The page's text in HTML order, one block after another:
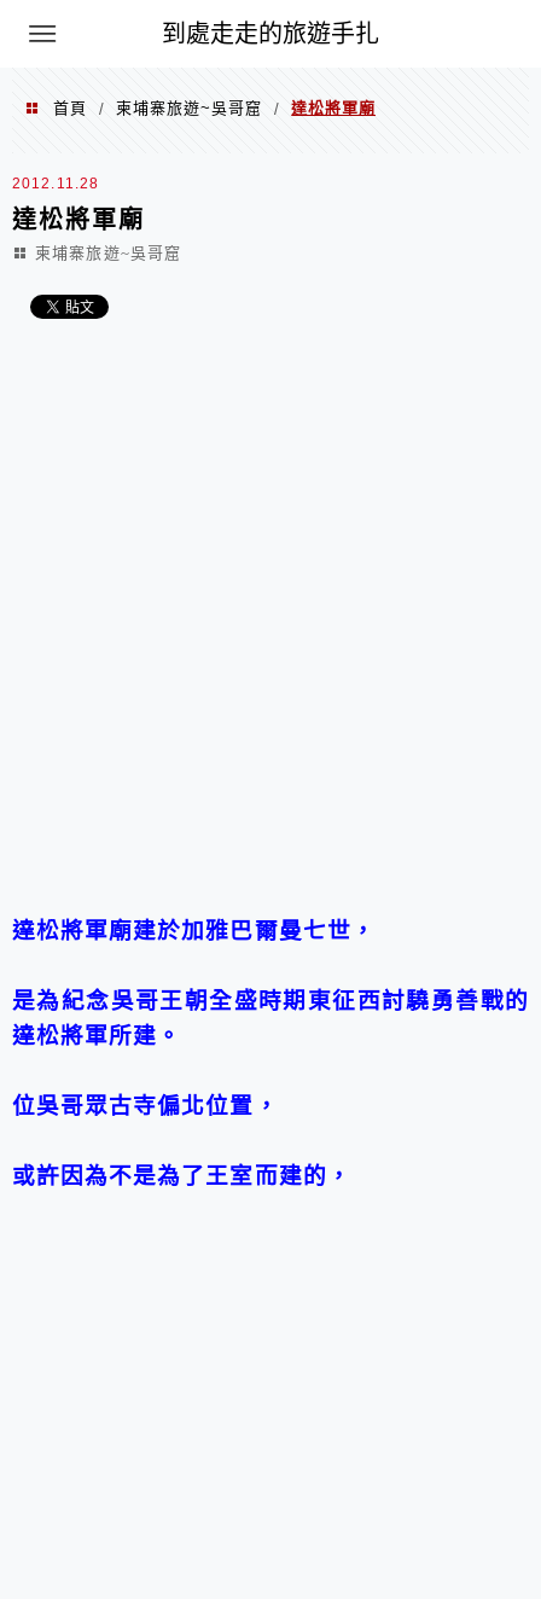
到處走走的旅遊手扎
首頁 / 柬埔寨旅遊~吳哥窟 / 達松將軍廟
2012.11.28
達松將軍廟
柬埔寨旅遊~吳哥窟
達松將軍廟建於加雅巴爾曼七世，
是為紀念吳哥王朝全盛時期東征西討驍勇善戰的
達松將軍所建。
位吳哥眾古寺偏北位置，
或許因為不是為了王室而建的，